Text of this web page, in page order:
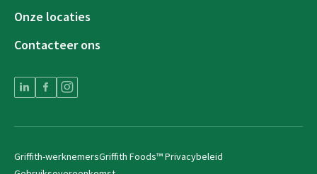
Onze locaties
Contacteer ons
Griffith-werknemersGriffith Foods™ Privacybeleid